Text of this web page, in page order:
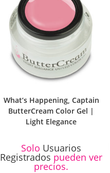
What’s Happening, Captain
ButterCream Color Gel |
Light Elegance
Solo Usuarios
Registrados pueden ver
precios.